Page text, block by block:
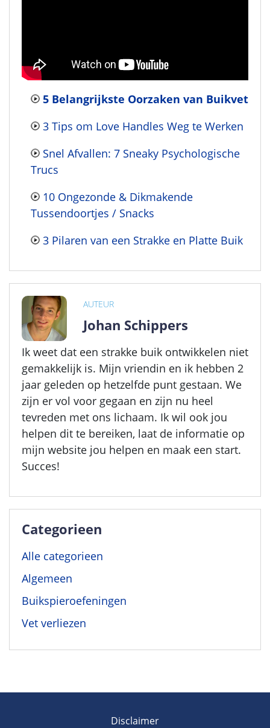
5 Belangrijkste Oorzaken van Buikvet
3 Tips om Love Handles Weg te Werken
Snel Afvallen: 7 Sneaky Psychologische
Trucs
10 Ongezonde & Dikmakende
Tussendoortjes / Snacks
3 Pilaren van een Strakke en Platte Buik
AUTEUR
Johan Schippers
Ik weet dat een strakke buik ontwikkelen niet
gemakkelijk is. Mijn vriendin en ik hebben 2
jaar geleden op hetzelfde punt gestaan. We
zijn er vol voor gegaan en zijn nu heel
tevreden met ons lichaam. Ik wil ook jou
helpen dit te bereiken, laat de informatie op
mijn website jou helpen en maak een start.
Succes!
Categorieen
Alle categorieen
Algemeen
Buikspieroefeningen
Vet verliezen
Disclaimer